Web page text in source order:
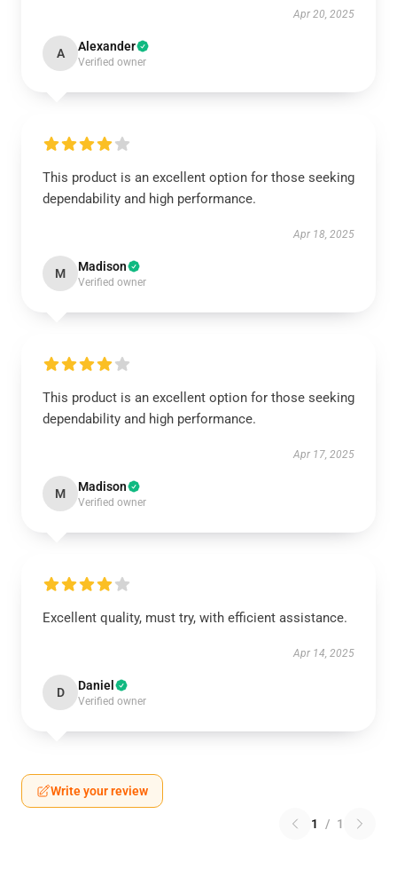
Apr 20, 2025
A Alexander
Verified owner
This product is an excellent option for those seeking
dependability and high performance.
Apr 18, 2025
M Madison
Verified owner
This product is an excellent option for those seeking
dependability and high performance.
Apr 17, 2025
M Madison
Verified owner
Excellent quality, must try, with efficient assistance.
Apr 14, 2025
D Daniel
Verified owner
Write your review
1 / 1